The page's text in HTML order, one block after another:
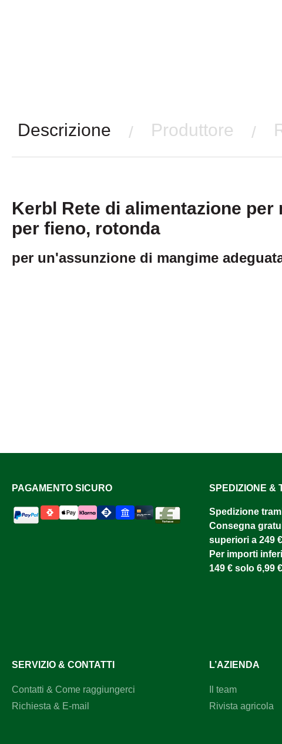
Descrizione / Produttore /
Kerbl Rete di alimentazione per
per fieno, rotonda
per un'assunzione di mangime
PAGAMENTO SICURO SPEDIZIONE &
Spedizione
Consegna
superiori a 249 €
Per importi
149 € solo 6,99 €
SERVIZIO & CONTATTI
Contatti & Come raggiungerci
Richiesta & E-mail
L’AZIENDA
Il team
Rivista agricola